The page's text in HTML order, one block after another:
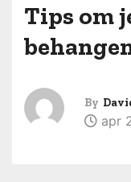
Tips om
By
apr